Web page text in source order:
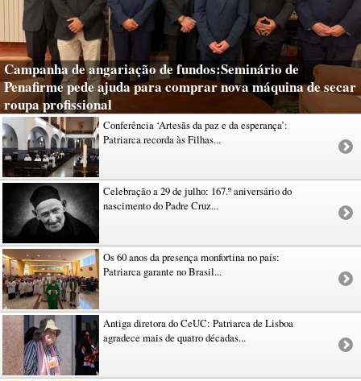
Campanha de angariação de fundos:Seminário de
Penafirme pede ajuda para comprar nova máquina de secar
roupa profissional
Conferência ‘Artesãs da paz e da esperança’:
Patriarca recorda às Filhas...
Celebração a 29 de julho: 167.º aniversário do
nascimento do Padre Cruz...
Os 60 anos da presença monfortina no país:
Patriarca garante no Brasil...
Antiga diretora do CeUC: Patriarca de Lisboa
agradece mais de quatro décadas...